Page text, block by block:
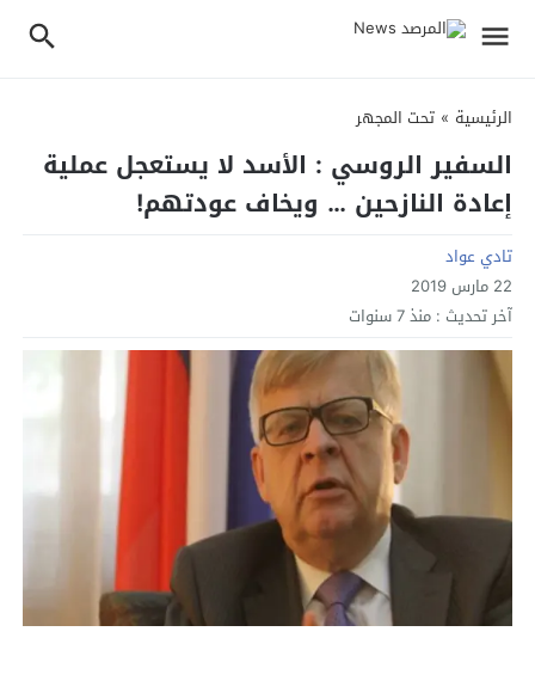
الرئيسية » تحت المجهر
السفير الروسي : الأسد لا يستعجل عملية
إعادة النازحين … ويخاف عودتهم!
تادي عواد
22 مارس 2019
آخر تحديث : منذ 7 سنوات